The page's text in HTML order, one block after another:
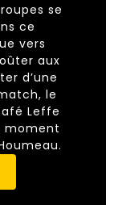
se
ce
vers
aux
d’une
le
Leffe
moment